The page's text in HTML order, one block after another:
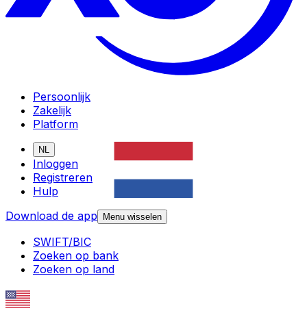
Persoonlijk
Zakelijk
Platform
NL
Inloggen
Registreren
Hulp
Download de app
Menu wisselen
SWIFT/BIC
Zoeken op bank
Zoeken op land